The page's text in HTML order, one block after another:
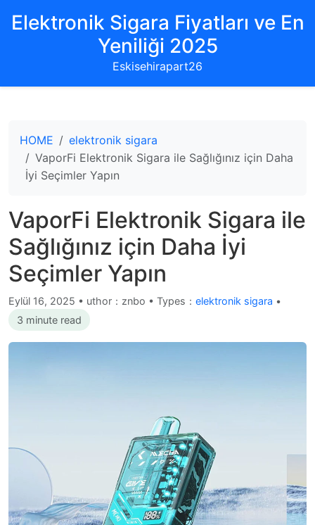
Elektronik Sigara Fiyatları ve En
Yeniliği 2025
Eskisehirapart26
HOME
elektronik sigara
VaporFi Elektronik Sigara ile Sağlığınız için Daha
İyi Seçimler Yapın
VaporFi Elektronik Sigara ile
Sağlığınız için Daha İyi
Seçimler Yapın
Eylül 16, 2025 • uthor：znbo • Types： elektronik sigara •
3 minute read